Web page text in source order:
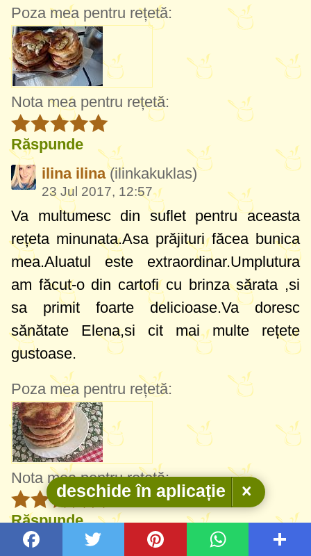
Poza mea pentru rețetă:
Nota mea pentru rețetă:
Răspunde
ilina ilina(ilinkakuklas)
23 Jul 2017, 12:57
Va multumesc din suflet pentru aceasta
rețeta minunata.Asa prăjituri făcea bunica
mea.Aluatul este extraordinar.Umplutura
am făcut-o din cartofi cu brinza sărata ,si
sa primit foarte delicioase.Va doresc
sănătate Elena,si cit mai multe rețete
gustoase.
Poza mea pentru rețetă:
Nota mea pentru rețetă:
Răspunde
Elena
ilina ilina (ilinkakuklas)
deschide în aplicație